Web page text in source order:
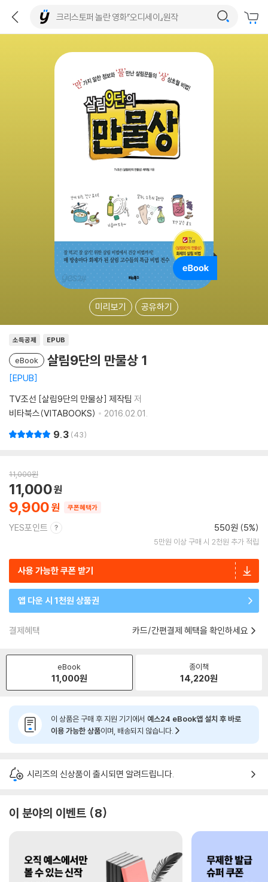
미리보기 공유하기
소득공제 EPUB
eBook 살림9단의 만물상 1
EPUB
TV조선 [살림9단의 만물상] 제작팀 저
비타북스(VITABOOKS)
2016.02.01.
9.3 43
11,000원
9,900
11,000
쿠폰혜택가
YES포인트 550원 (5%)
5만원 이상 구매 시 2천원 추가 적립
사용 가능한 쿠폰 받기
앱 다운 시 1천원 상품권
결제혜택 카드/간편결제 혜택을 확인하세요
eBook
11,000원
종이책
14,220원
이 상품은 구매 후 지원 기기에서 예스24 eBook앱 설치 후 바로
이용 가능한 상품이며, 배송되지 않습니다.
시리즈의 신상품이 출시되면 알려드립니다.
이 분야의 이벤트 8